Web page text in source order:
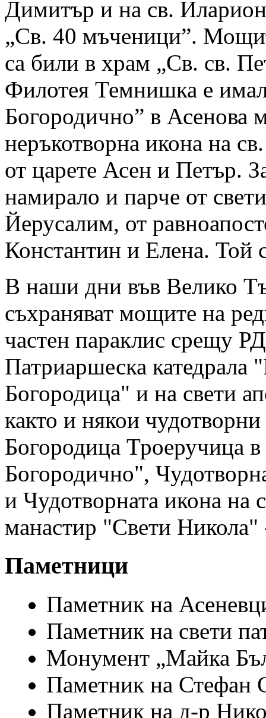
Димитър и на св.
„Св. 40 мъченици”.
са били в храм „Св. св.
Филотея Темнишка е
Богородично” в Асенова
неръкотворна икона на
от царете Асен и Петър.
намирало и парче от
Йерусалим, от
Константин и Елена. Той
В наши дни във Велико
съхраняват мощите на
частен параклис срещу
Патриаршеска катедрала
Богородица" и на свети
както и някои
Богородица Троеручица
Богородично",
и Чудотворната икона на
манастир "Свети Никола"
Паметници
Паметник на
Паметник на свети
Монумент „Майка
Паметник на Стефан
Паметник на д-р